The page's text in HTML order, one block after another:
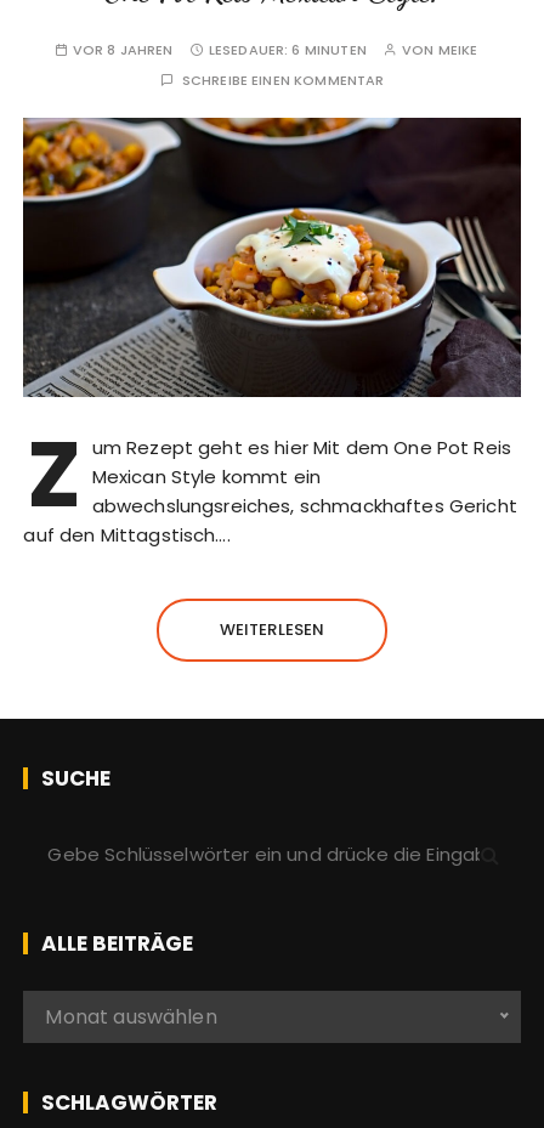
VOR 8 JAHREN LESEDAUER:6 MINUTEN VON MEIKE
SCHREIBE EINEN KOMMENTAR
Z
um Rezept geht es hier Mit dem One Pot Reis
Mexican Style kommt ein
abwechslungsreiches, schmackhaftes Gericht
auf den Mittagstisch….
WEITERLESEN
SUCHE
h
e
n
c
:
ALLE BEITRÄGE
e
Monat auswählen
SCHLAGWÖRTER